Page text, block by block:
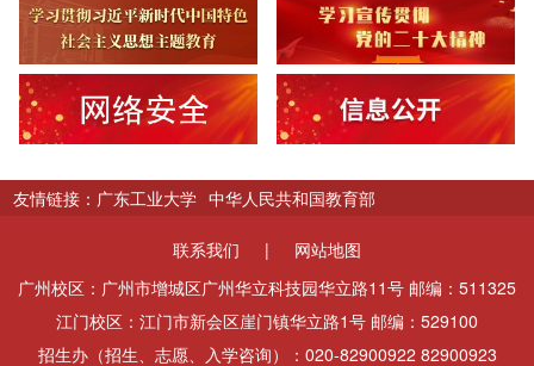
友情链接： 广东工业大学 中华人民共和国教育部
联系我们 |
网站地图
广州校区：广州市增城区广州华立科技园华立路11号 邮编：511325
江门校区：江门市新会区崖门镇华立路1号 邮编：529100
招生办（招生、志愿、入学咨询）：020-82900922 82900923